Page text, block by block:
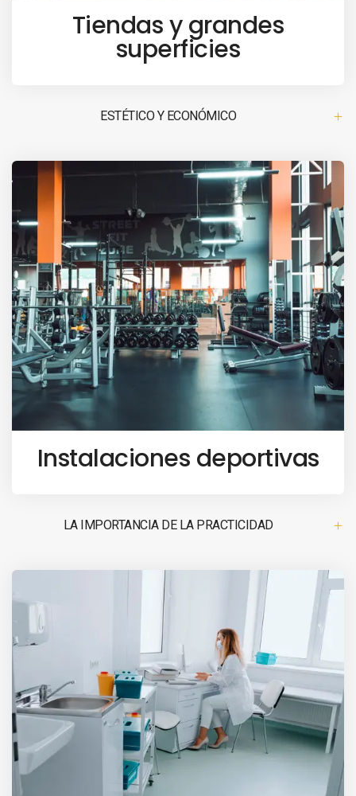
Tiendas y grandes
superficies
ESTÉTICO Y ECONÓMICO
Instalaciones deportivas
LA IMPORTANCIA DE LA PRACTICIDAD